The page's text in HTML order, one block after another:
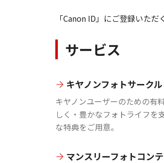
「Canon ID」にご登録いた
サービス
キヤノンフォトサークル
キヤノンユーザーのための有
しく・豊かなフォトライフを
な特典をご用意。
マンスリーフォトコン